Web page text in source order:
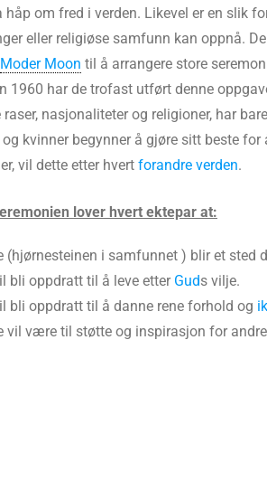
håp om fred i verden. Likevel er en slik
eller religiøse samfunn kan oppnå.
Moder Moon til å arrangere store
1960 har de trofast utført denne
nasjonaliteter og religioner, har
kvinner begynner å gjøre sitt beste for
vil dette etter hvert forandre verden.
lover hvert ektepar at:
(hjørnesteinen i samfunnet ) blir et sted
bli oppdratt til å leve etter Guds vilje.
bli oppdratt til å danne rene forhold og
vil være til støtte og inspirasjon for